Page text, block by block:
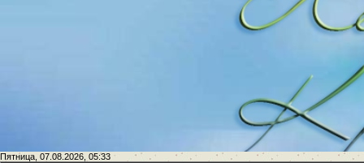
Пятница, 07.08.2026, 05:33